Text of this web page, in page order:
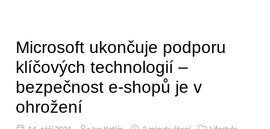
Microsoft ukončuje podporu
klíčových technologií –
bezpečnost e-shopů je v
ohrožení